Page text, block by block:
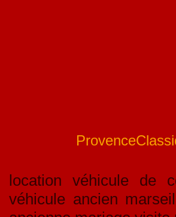
location véhicule de
véhicule ancien